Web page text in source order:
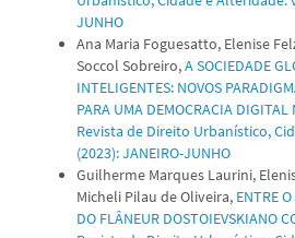
JUNHO
Ana Maria Foguesatto, Elenise
Soccol Sobreiro,A SOCIEDADE
INTELIGENTES: NOVOS
PARA UMA DEMOCRACIA DIGITAL
Revista de Direito Urbanístico,
(2023): JANEIRO-JUNHO
Guilherme Marques Laurini,
Micheli Pilau de Oliveira, ENTRE
DO FLÂNEUR DOSTOIEVSKIANO